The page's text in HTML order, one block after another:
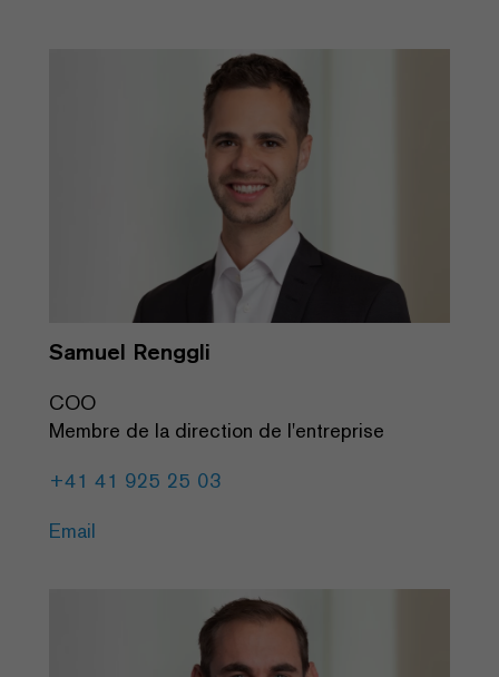
Samuel Renggli
COO
Membre de la direction de l'entreprise
+41 41 925 25 03
Email